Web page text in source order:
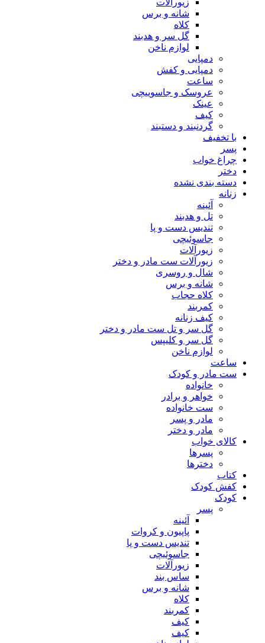
شانه و برس
کلاه
گل سر و هدبند
لوازم ناخن
دمپایی
دمپایی و کفش
ساعت
عروسک و جاسوییچی
عینک
کیف
گردنبند و دستبند
با تخفیف
پسر
چراغ خواب
دختر
دسته بندی نشده
زنانه
آئینه
تل و هدبند
تندیس دست و پا
جاسوئیچی
زیورآلات
زیورآلات ست مادر و دختر
شال و روسری
شانه و برس
کلاه حجاب
کمربند
کیف زنانه
گل سر و تل ست مادر و دختر
گل سر و کلیپس
لوازم ناخن
ساعت
ست مادر و کودک
خانواده
خواهر و برادر
ست خانواده
مادر و پسر
مادر و دختر
کالای خواب
پسرها
دخترها
کتاب
کفش کودک
کودک
پسر
آئینه
پاپیون و کروات
تندیس دست و پا
جاسوئیچی
زیورآلات
ساس بند
شانه و برس
کلاه
کمربند
کیف
کیف